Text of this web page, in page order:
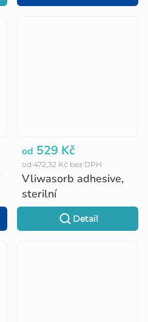
Vliwasorb adhesive,
sterilní
od 472,32 Kč bez DPH
od 529 Kč
Detail